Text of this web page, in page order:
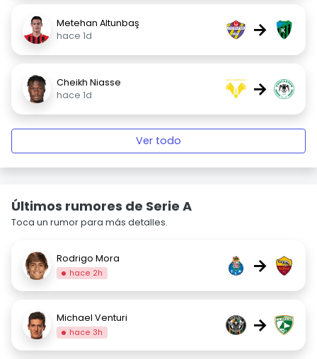
Metehan Altunbaş
hace 1d
→
Cheikh Niasse
hace 1d
→
Ver todo
Últimos rumores de Serie A
Toca un rumor para más detalles.
Rodrigo Mora
hace 2h →
Michael Venturi
hace 3h →